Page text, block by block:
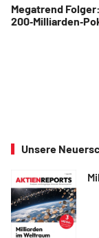
Megatrend
Unsere